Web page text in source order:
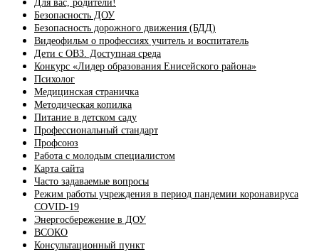
Для вас, родители!
Безопасность ДОУ
Безопасность дорожного движения (БДД)
Видеофильм о профессиях учитель и воспитатель
Дети с ОВЗ. Доступная среда
Конкурс «Лидер образования Енисейского района»
Психолог
Медицинская страничка
Методическая копилка
Питание в детском саду
Профессиональный стандарт
Профсоюз
Работа с молодым специалистом
Карта сайта
Часто задаваемые вопросы
Режим работы учреждения в период пандемии коронавируса
COVID-19
Энергосбережение в ДОУ
ВСОКО
Консультационный пункт